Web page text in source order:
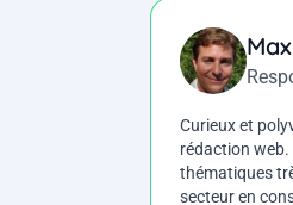
Curieux et
rédaction web.
thématiques
secteur en